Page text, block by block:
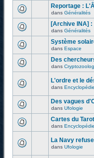
Reportage :
dans Généralités
[Archive INA] :
dans Généralités
Système
dans Espace
Des
dans
L'ordre et le
dans
Des vagues
dans Ufologie
Cartes du
dans
La Navy
dans Ufologie